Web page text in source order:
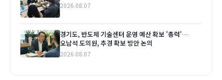
2026.08.07
경기도, 반도체 기술센터 운영 예산 확보 '총력'…
오남석 도의원, 추경 확보 방안 논의
2026.08.07